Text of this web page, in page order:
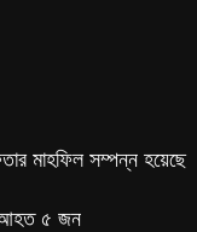
মাহফিল সম্পন্ন হয়েছে
আহত ৫ জন